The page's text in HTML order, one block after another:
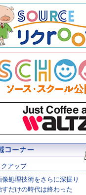
アップ
像処理技術をさらに深掘り
すだけの時代は終わった